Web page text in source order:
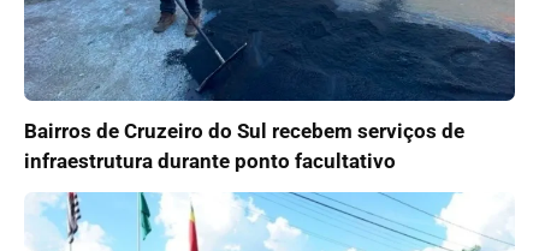
Bairros de Cruzeiro do Sul recebem serviços de
infraestrutura durante ponto facultativo